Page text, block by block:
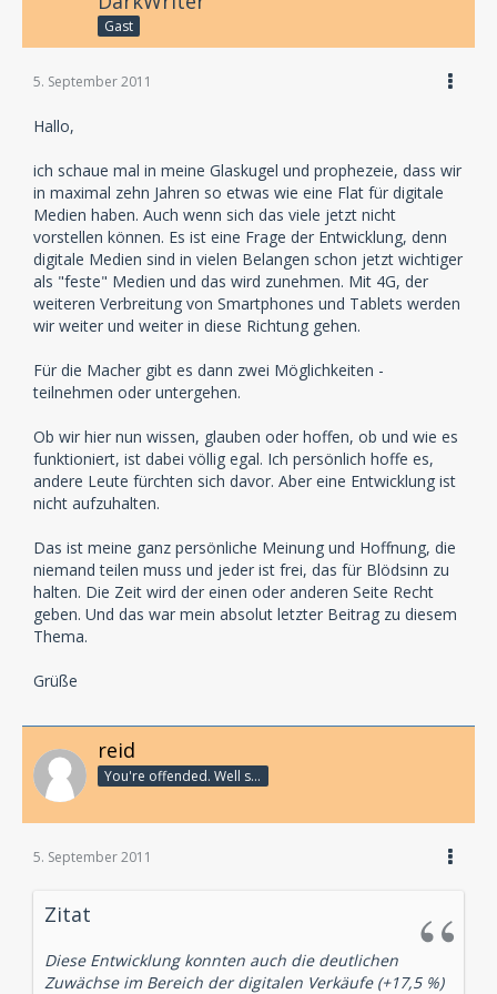
Gast
5. September 2011
Hallo,
ich schaue mal in meine Glaskugel und prophezeie, dass wir
in maximal zehn Jahren so etwas wie eine Flat für digitale
Medien haben. Auch wenn sich das viele jetzt nicht
vorstellen können. Es ist eine Frage der Entwicklung, denn
digitale Medien sind in vielen Belangen schon jetzt wichtiger
als "feste" Medien und das wird zunehmen. Mit 4G, der
weiteren Verbreitung von Smartphones und Tablets werden
wir weiter und weiter in diese Richtung gehen.
Für die Macher gibt es dann zwei Möglichkeiten -
teilnehmen oder untergehen.
Ob wir hier nun wissen, glauben oder hoffen, ob und wie es
funktioniert, ist dabei völlig egal. Ich persönlich hoffe es,
andere Leute fürchten sich davor. Aber eine Entwicklung ist
nicht aufzuhalten.
Das ist meine ganz persönliche Meinung und Hoffnung, die
niemand teilen muss und jeder ist frei, das für Blödsinn zu
halten. Die Zeit wird der einen oder anderen Seite Recht
geben. Und das war mein absolut letzter Beitrag zu diesem
Thema.
Grüße
reid
You're offended. Well so fucking what?
5. September 2011
Zitat
Diese Entwicklung konnten auch die deutlichen
Zuwächse im Bereich der digitalen Verkäufe (+17,5 %)